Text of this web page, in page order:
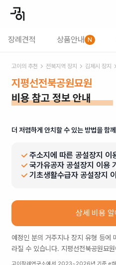
장례견적 상품안내 N
고이의 추천 전북지역 장지 김제시 장지
지평선전북공원묘원
비용 참고 정보 안내
더 저렴하게 안치할 수 있는 방법을 함
주소지에 따른 공설장지 이
국가유공자 공설장지 이용
기초생활수급자 공설장지
상세 비용 알
예정인 분의 거주지나 장지 유형 등에
라질 수 있습니다. 지평선전북공원묘원